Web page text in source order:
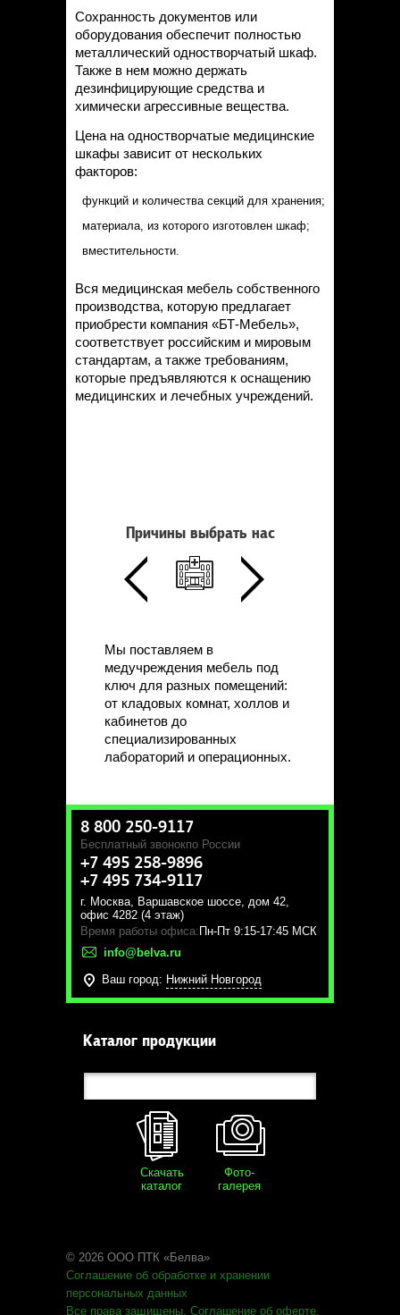
Сохранность документов или
оборудования обеспечит полностью
металлический одностворчатый шкаф.
Также в нем можно держать
дезинфицирующие средства и
химически агрессивные вещества.
Цена на одностворчатые медицинские
шкафы зависит от нескольких
факторов:
функций и количества секций для хранения;
материала, из которого изготовлен шкаф;
вместительности.
Вся медицинская мебель собственного
производства, которую предлагает
приобрести компания «БТ-Мебель»,
соответствует российским и мировым
стандартам, а также требованиям,
которые предъявляются к оснащению
медицинских и лечебных учреждений.
Причины выбрать нас
Мы поставляем в
медучреждения мебель под
ключ для разных помещений:
от кладовых комнат, холлов и
кабинетов до
специализированных
лабораторий и операционных.
8 800 250-9117
Бесплатный звонокпо России
+7 495 258-9896
+7 495 734-9117
г. Москва, Варшавское шоссе, дом 42,
офис 4282 (4 этаж)
Время работы офиса: Пн-Пт 9:15-17:45 МСК
info@belva.ru
Ваш город: Нижний Новгород
Каталог продукции
Скачать
каталог
Фото-
галерея
© 2026 ООО ПТК «Белва»
Соглашение об обработке и хранении
персональных данных
Все права защищены. Соглашение об оферте.